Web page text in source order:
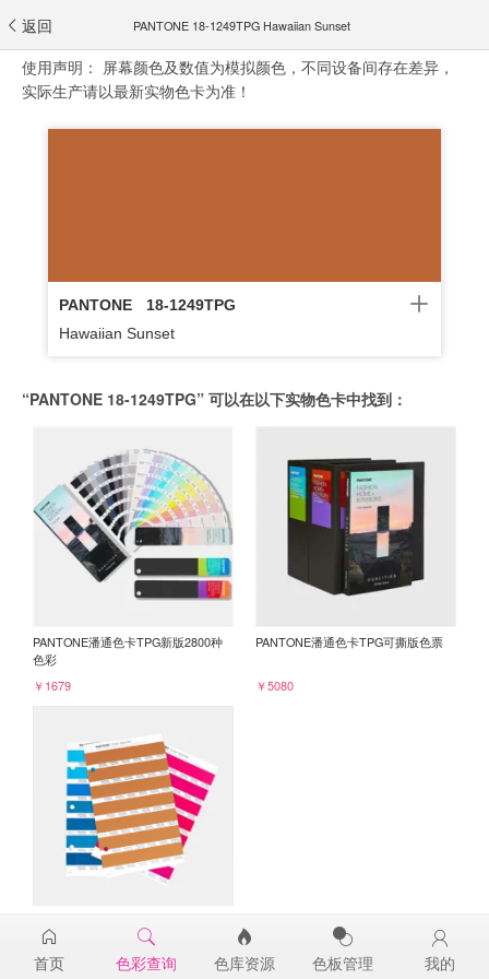
返回 PANTONE 18-1249TPG Hawaiian Sunset
使用声明： 屏幕颜色及数值为模拟颜色，不同设备间存在差异，
实际生产请以最新实物色卡为准！
PANTONE
18-1249TPG
Hawaiian Sunset
“PANTONE 18-1249TPG” 可以在以下实物色卡中找到：
PANTONE潘通色卡TPG新版2800种
色彩
￥1679
PANTONE潘通色卡TPG可撕版色票
￥5080
18-1249TPG
￥98
首页 色彩查询 色库资源 色板管理 我的